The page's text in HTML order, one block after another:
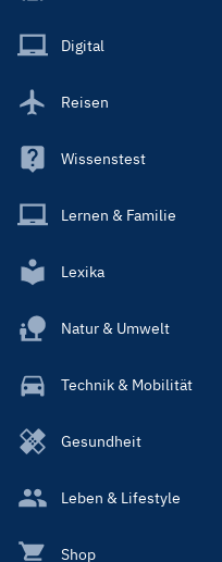
Main
Digital
Reisen
Wissenstest
Lernen & Familie
Lexika
Natur & Umwelt
Technik & Mobilität
Gesundheit
Leben & Lifestyle
Shop